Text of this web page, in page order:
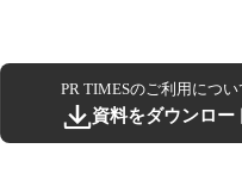
PR TIMESのご利用につい
資料をダウンロー